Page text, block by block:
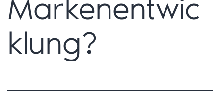
Markenentwic
klung?